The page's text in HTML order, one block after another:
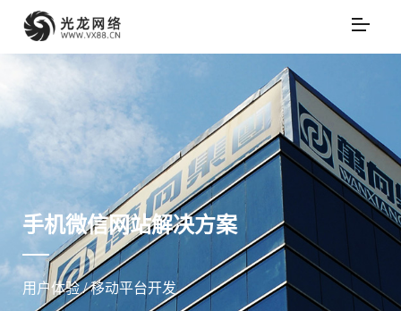
手机微信网站解决方案
用户体验 / 移动平台开发